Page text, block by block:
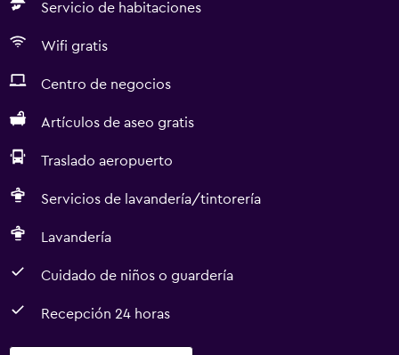
Servicio de habitaciones
Wifi gratis
Centro de negocios
Artículos de aseo gratis
Traslado aeropuerto
Servicios de lavandería/tintorería
Lavandería
Cuidado de niños o guardería
Recepción 24 horas